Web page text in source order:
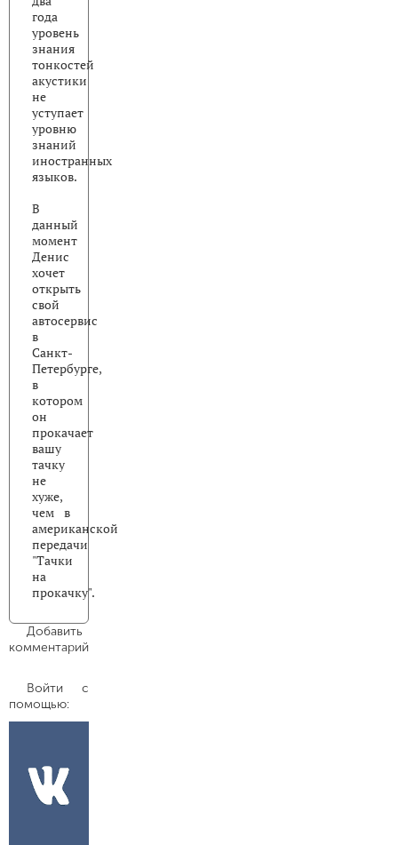
года
уровень
знания
тонкостей
акустики
не
уступает
уровню
знаний
иностранных
языков.
В
данный
момент
Денис
хочет
открыть
свой
автосервис
в
Санкт-
Петербурге,
в
котором
он
прокачает
вашу
тачку
не
хуже,
чем в
американской
передачи
"Тачки
на
прокачку".
Добавить
комментарий
Войти с
помощью: